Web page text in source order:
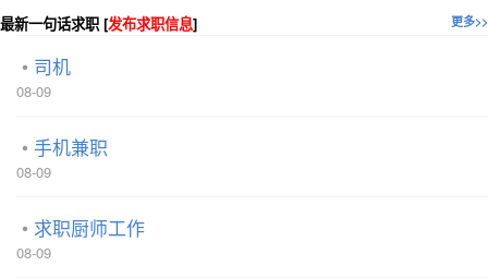
更多>>
最新一句话求职 [发布求职信息]
司机
08-09
手机兼职
08-09
求职厨师工作
08-09